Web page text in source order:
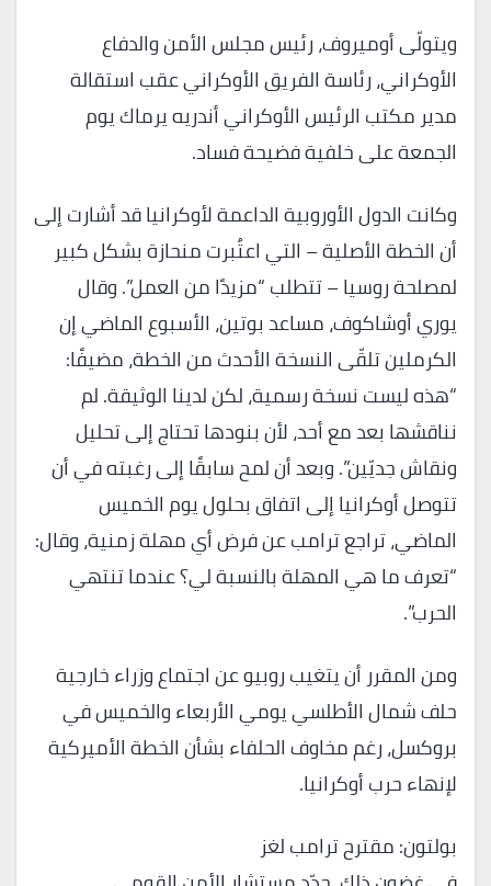
ويتولّى أوميروف، رئيس مجلس الأمن والدفاع
الأوكراني، رئاسة الفريق الأوكراني عقب استقالة
مدير مكتب الرئيس الأوكراني أندريه يرماك يوم
الجمعة على خلفية فضيحة فساد.
وكانت الدول الأوروبية الداعمة لأوكرانيا قد أشارت إلى
أن الخطة الأصلية – التي اعتُبرت منحازة بشكل كبير
لمصلحة روسيا – تتطلب “مزيدًا من العمل”. وقال
يوري أوشاكوف، مساعد بوتين، الأسبوع الماضي إن
الكرملين تلقّى النسخة الأحدث من الخطة، مضيفًا:
“هذه ليست نسخة رسمية، لكن لدينا الوثيقة. لم
نناقشها بعد مع أحد، لأن بنودها تحتاج إلى تحليل
ونقاش جديّين”. وبعد أن لمح سابقًا إلى رغبته في أن
تتوصل أوكرانيا إلى اتفاق بحلول يوم الخميس
الماضي، تراجع ترامب عن فرض أي مهلة زمنية، وقال:
“تعرف ما هي المهلة بالنسبة لي؟ عندما تنتهي
الحرب”.
ومن المقرر أن يتغيب روبيو عن اجتماع وزراء خارجية
حلف شمال الأطلسي يومي الأربعاء والخميس في
بروكسل، رغم مخاوف الحلفاء بشأن الخطة الأميركية
لإنهاء حرب أوكرانيا.
بولتون: مقترح ترامب لغز